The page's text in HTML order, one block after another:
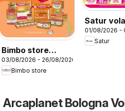
Bimbo store
volantino
Summer Festival
03/08/2026 - 26/08/2026
Bimbo store
Satur
01/08/2026 -
Satur
Arcaplanet Bologna